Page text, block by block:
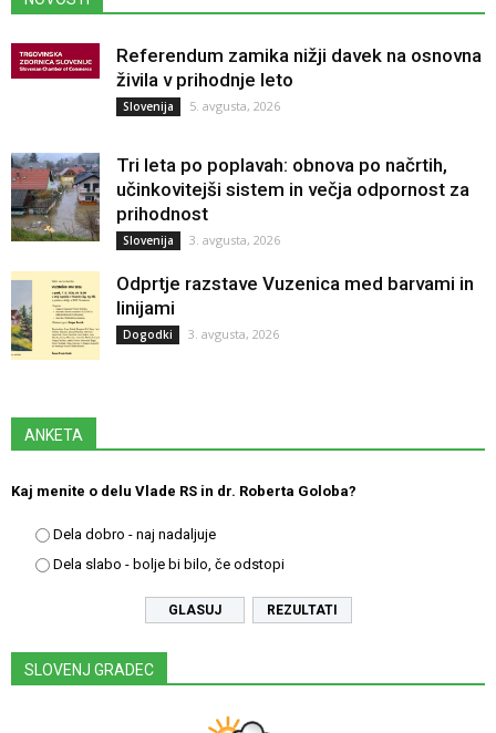
Referendum zamika nižji davek na osnovna
živila v prihodnje leto
Slovenija 5. avgusta, 2026
Tri leta po poplavah: obnova po načrtih,
učinkovitejši sistem in večja odpornost za
prihodnost
Slovenija 3. avgusta, 2026
Odprtje razstave Vuzenica med barvami in
linijami
Dogodki 3. avgusta, 2026
ANKETA
Kaj menite o delu Vlade RS in dr. Roberta Goloba?
Dela dobro - naj nadaljuje
Dela slabo - bolje bi bilo, če odstopi
REZULTATI
SLOVENJ GRADEC